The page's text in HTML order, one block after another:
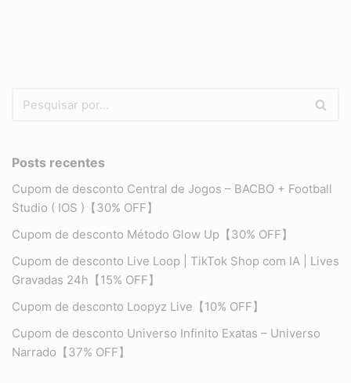
Posts recentes
Cupom de desconto Central de Jogos – BACBO + Football
Studio ( IOS )【30% OFF】
Cupom de desconto Método Glow Up【30% OFF】
Cupom de desconto Live Loop | TikTok Shop com IA | Lives
Gravadas 24h【15% OFF】
Cupom de desconto Loopyz Live【10% OFF】
Cupom de desconto Universo Infinito Exatas – Universo
Narrado【37% OFF】